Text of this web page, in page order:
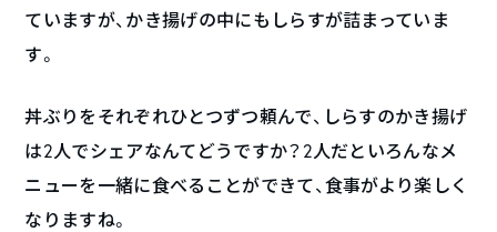
ていますが、かき揚げの中にもしらすが詰まっていま
す。
丼ぶりをそれぞれひとつずつ頼んで、しらすのかき揚げ
は2人でシェアなんてどうですか？2人だといろんなメ
ニューを一緒に食べることができて、食事がより楽しく
なりますね。